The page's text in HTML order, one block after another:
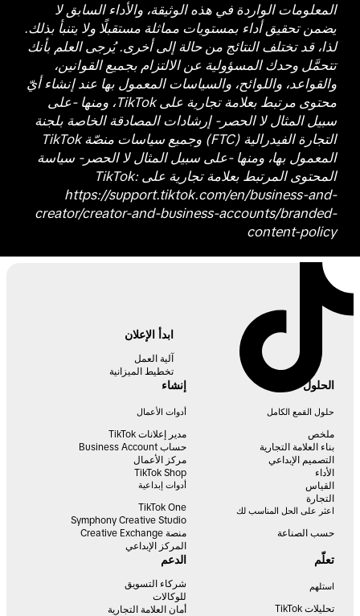
المعلومات الواردة في هذه الوثيقة، والأداء السابق لا
يضمن تحقيق أداء بمستويات مماثلة مستقبلًا ولا يتنبأ بذلك.
لذا، قد تختلف النتائج من حالة إلى أخرى. يُرجى العلم بأنك
تتحمَّل وحدك المسؤولية عن الالتزام بجميع القوانين،
والقواعد، واللوائح، والسياسات المعمول بها عند إنشاء أيّ
محتوى مرتبط بعلامة تجارية على TikTok، ومنها -على
سبيل المثال لا الحصر- إرشادات المصادقة الخاصة بلجنة
التجارة الفيدرالية (FTC) وجميع سياسات منصّة TikTok
المعمول بها، ومنها -على سبيل المثال لا الحصر- سياسة
المحتوى المرتبط بعلامة تجارية على TikTok:
https://support.tiktok.com/en/business-and-
creator/creator-and-business-accounts/branded-
content-policy
ابدأ الإعلان
آلية العمل
تخطيط الميزانية
الحلول
حلول القمع الكامل
ملخص
بناء العلامة التجارية
التصميم الإبداعي
الأداء
القياس
التجارة
اعثر على الحل المناسب لك
حسب الصناعة
إنشاء
أدوات الأعمال
مدير إعلانات TikTok
حساب Business Account
مركز الأعمال
TikTok Shop
أدوات إبداعية
TikTok One
Symphony Creative Studio
منصة Creative Exchange
المركز الإبداعي
تعلّم
استلهم
تحليلات TikTok
الدعم
شركاء التسويق
للوكالات
أمان العلامة التجارية